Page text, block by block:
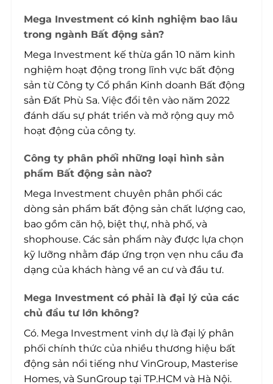
Mega Investment có kinh nghiệm bao lâu
trong ngành Bất động sản?
Mega Investment kế thừa gần 10 năm kinh
nghiệm hoạt động trong lĩnh vực bất động
sản từ Công ty Cổ phần Kinh doanh Bất động
sản Đất Phù Sa. Việc đổi tên vào năm 2022
đánh dấu sự phát triển và mở rộng quy mô
hoạt động của công ty.
Công ty phân phối những loại hình sản
phẩm Bất động sản nào?
Mega Investment chuyên phân phối các
dòng sản phẩm bất động sản chất lượng cao,
bao gồm căn hộ, biệt thự, nhà phố, và
shophouse. Các sản phẩm này được lựa chọn
kỹ lưỡng nhằm đáp ứng trọn vẹn nhu cầu đa
dạng của khách hàng về an cư và đầu tư.
Mega Investment có phải là đại lý của các
chủ đầu tư lớn không?
Có. Mega Investment vinh dự là đại lý phân
phối chính thức của nhiều thương hiệu bất
động sản nổi tiếng như VinGroup, Masterise
Homes, và SunGroup tại TP.HCM và Hà Nội.